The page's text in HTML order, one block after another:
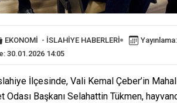
EKONOMİ - İSLAHİYE HABERLERİ
30.01.2026 14:05
İlçesinde, Vali Kemal Çeber’in
Odası Başkanı Selahattin Tükmen,